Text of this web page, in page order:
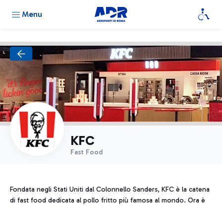
Menu
KFC
Fast Food
Fondata negli Stati Uniti dal Colonnello Sanders, KFC è la catena
di fast food dedicata al pollo fritto più famosa al mondo. Ora è